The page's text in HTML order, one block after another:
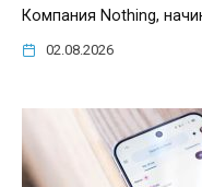
Компания Nothing,
02.08.2026